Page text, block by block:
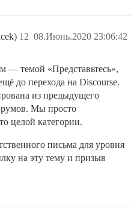
08.Июнь.2020 23:06:42
12
— темой «Представьтесь»,
до перехода на Discourse.
из предыдущего
Мы просто
целой категории.
письма для уровня
на эту тему и призыв